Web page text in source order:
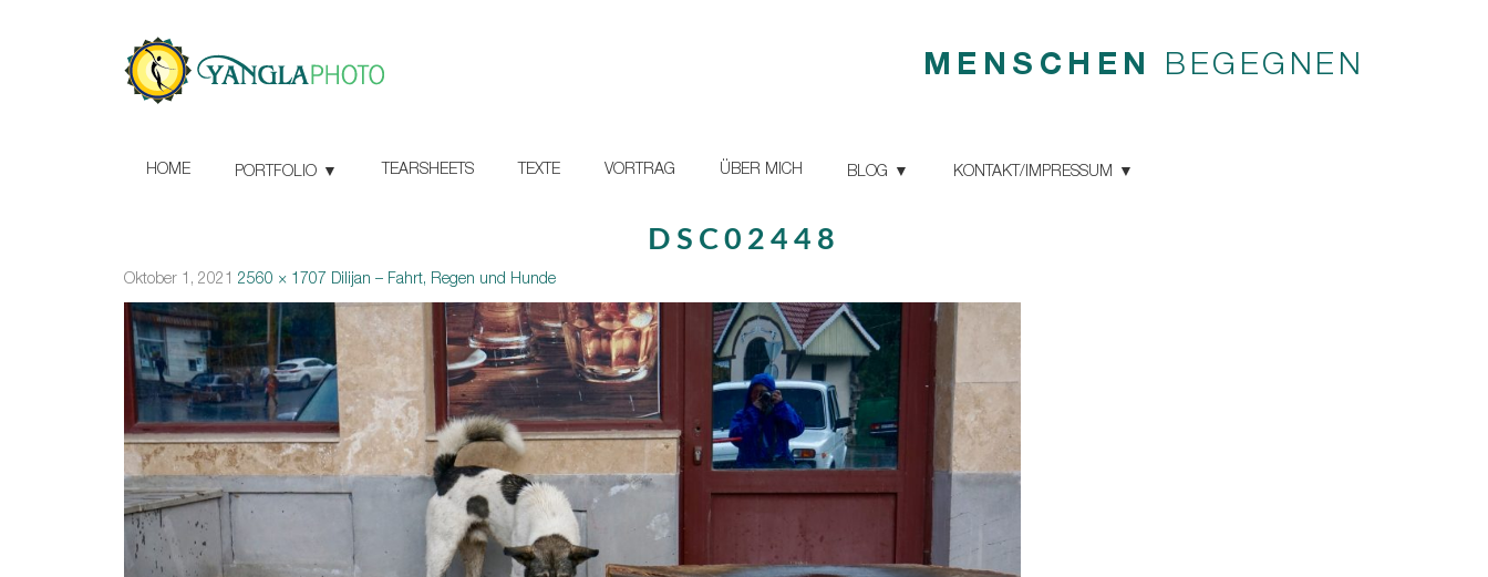
MENSCHEN BEGEGNEN
HOME PORTFOLIO TEARSHEETS TEXTE VORTRAG ÜBER MICH BLOG KONTAKT/IMPRESSUM
DSC02448
Oktober 1, 2021 2560 × 1707 Dilijan – Fahrt, Regen und Hunde